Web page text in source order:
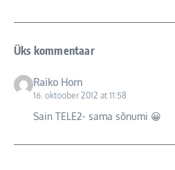
Üks kommentaar
Raiko Horn
16. oktoober 2012 at 11:58
Sain TELE2- sama sõnumi 😀